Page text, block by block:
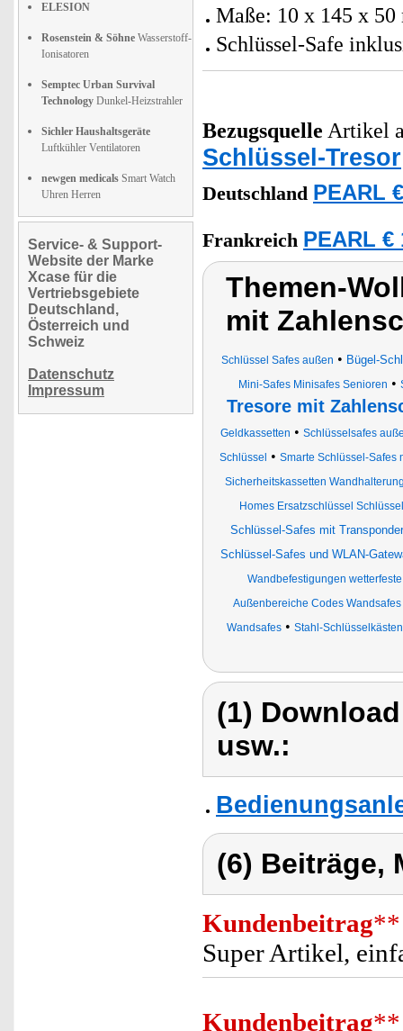
ELESION
Rosenstein & Söhne Wasserstoff-
Ionisatoren
Semptec Urban Survival
Technology Dunkel-Heizstrahler
Sichler Haushaltsgeräte
Luftkühler Ventilatoren
newgen medicals Smart Watch
Uhren Herren
Service- & Support-
Website der Marke
Xcase für die
Vertriebsgebiete
Deutschland,
Österreich und
Schweiz
Datenschutz
Impressum
Maße: 10 x 145 x
Schlüssel-Safe
Bezugsquelle Artikel
Schlüssel-Tresor
Deutschland PEARL
Frankreich PEARL €
Themen-
mit
Schlüssel Safes außen • Bügel-
Mini-Safes Minisafes Senioren •
Tresore mit
Geldkassetten • Schlüsselsafes
Schlüssel
• Smarte Schlüssel-Safes
Sicherheitskassetten
Homes Ersatzschlüssel
Schlüssel-Safes mit
Schlüssel-Safes und WLAN-
Wandbefestigungen
Außenbereiche Codes
Wandsafes • Stahl-Schlüsselkästen
(1)
usw.:
(6) Beiträge,
Kundenbeitrag**
Super Artikel,
Kundenbeitrag**